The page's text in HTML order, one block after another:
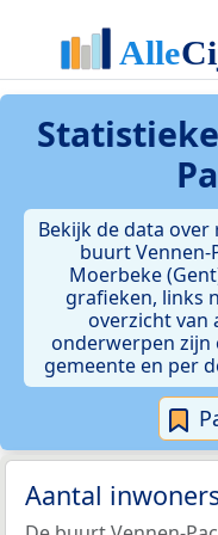
Bekijk de data
buurt Vennen-
Moerbeke
grafieken, links
overzicht van
onderwerpen zijn
gemeente en per
Aantal